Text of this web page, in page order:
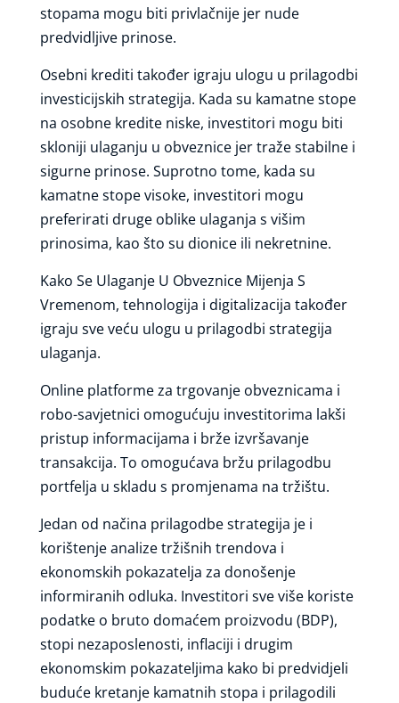
stopama mogu biti privlačnije jer nude
predvidljive prinose.
Osebni krediti također igraju ulogu u prilagodbi
investicijskih strategija. Kada su kamatne stope
na osobne kredite niske, investitori mogu biti
skloniji ulaganju u obveznice jer traže stabilne i
sigurne prinose. Suprotno tome, kada su
kamatne stope visoke, investitori mogu
preferirati druge oblike ulaganja s višim
prinosima, kao što su dionice ili nekretnine.
Kako Se Ulaganje U Obveznice Mijenja S
Vremenom, tehnologija i digitalizacija također
igraju sve veću ulogu u prilagodbi strategija
ulaganja.
Online platforme za trgovanje obveznicama i
robo-savjetnici omogućuju investitorima lakši
pristup informacijama i brže izvršavanje
transakcija. To omogućava bržu prilagodbu
portfelja u skladu s promjenama na tržištu.
Jedan od načina prilagodbe strategija je i
korištenje analize tržišnih trendova i
ekonomskih pokazatelja za donošenje
informiranih odluka. Investitori sve više koriste
podatke o bruto domaćem proizvodu (BDP),
stopi nezaposlenosti, inflaciji i drugim
ekonomskim pokazateljima kako bi predvidjeli
buduće kretanje kamatnih stopa i prilagodili